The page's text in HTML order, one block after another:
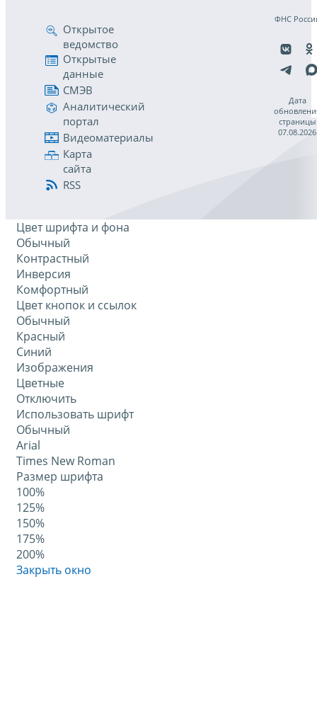
Открытое
ведомство
Открытые
данные
СМЭВ
Аналитический
портал
Видеоматериалы
Карта
сайта
RSS
ФНС
Дата
страницы
07.08.2026
Цвет шрифта и фона
Обычный
Контрастный
Инверсия
Комфортный
Цвет кнопок и ссылок
Обычный
Красный
Синий
Изображения
Цветные
Отключить
Использовать шрифт
Обычный
Arial
Times New Roman
Размер шрифта
100%
125%
150%
175%
200%
Закрыть окно